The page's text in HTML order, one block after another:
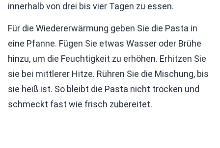
innerhalb von drei bis vier Tagen zu essen.
Für die Wiedererwärmung geben Sie die Pasta in
eine Pfanne. Fügen Sie etwas Wasser oder Brühe
hinzu, um die Feuchtigkeit zu erhöhen. Erhitzen Sie
sie bei mittlerer Hitze. Rühren Sie die Mischung, bis
sie heiß ist. So bleibt die Pasta nicht trocken und
schmeckt fast wie frisch zubereitet.